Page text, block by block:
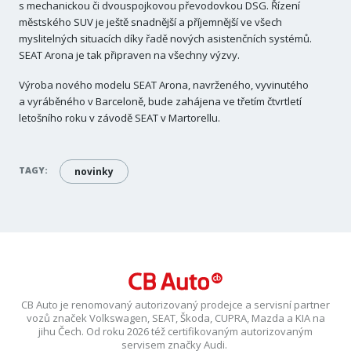
s mechanickou či dvouspojkovou převodovkou DSG. Řízení
městského SUV je ještě snadnější a příjemnější ve všech
myslitelných situacích díky řadě nových asistenčních systémů.
SEAT Arona je tak připraven na všechny výzvy.
Výroba nového modelu SEAT Arona, navrženého, vyvinutého
a vyráběného v Barceloně, bude zahájena ve třetím čtvrtletí
letošního roku v závodě SEAT v Martorellu.
TAGY: novinky
CB Auto je renomovaný autorizovaný prodejce a servisní partner
vozů značek Volkswagen, SEAT, Škoda, CUPRA, Mazda a KIA na
jihu Čech. Od roku 2026 též certifikovaným autorizovaným
servisem značky Audi.